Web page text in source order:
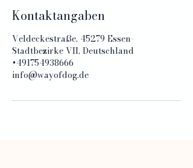
Kontaktangaben
Veldeckestraße, 45279 Essen-
Stadtbezirke VII, Deutschland
+491754938666
info@wayofdog.de